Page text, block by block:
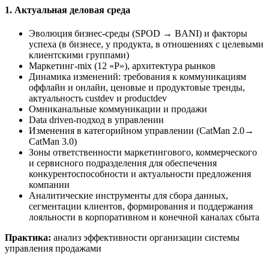
1. Актуальная деловая среда
Эволюция бизнес-среды (SPOD → BANI) и факторы
успеха (в бизнесе, у продукта, в отношениях с целевыми
клиентскими группами)
Маркетинг-mix (12 «Р»), архитектура рынков
Динамика изменений: требования к коммуникациям
оффлайн и онлайн, ценовые и продуктовые тренды,
актуальность custdev и productdev
Омниканальные коммуникации и продажи
Data driven-подход в управлении
Изменения в категорийном управлении (CatMan 2.0→
CatMan 3.0)
Зоны ответственности маркетингового, коммерческого
и сервисного подразделения для обеспечения
конкурентоспособности и актуальности предложения
компании
Аналитические инструменты для сбора данных,
сегментации клиентов, формирования и поддержания
лояльности в корпоративном и конечной каналах сбыта
Практика: анализ эффективности организации системы
управления продажами